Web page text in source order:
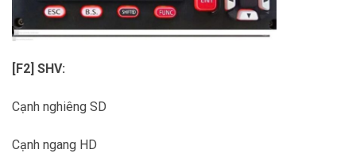
[F2] SHV:
Cạnh nghiêng SD
Cạnh ngang HD